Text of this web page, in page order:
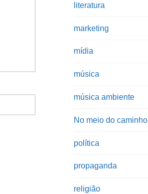
literatura
marketing
mídia
música
música ambiente
No meio do caminho
política
propaganda
religião